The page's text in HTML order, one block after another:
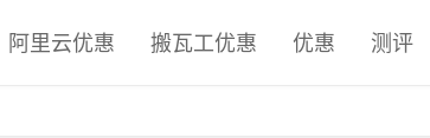
阿里云优惠 搬瓦工优惠 优惠 测评